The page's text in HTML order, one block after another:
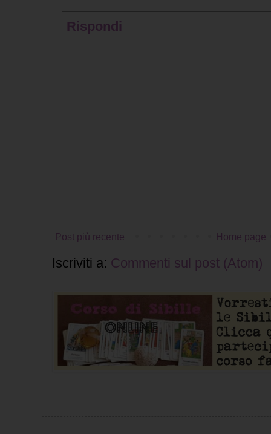
Rispondi
Post più recente Home page
Iscriviti a: Commenti sul post (Atom)